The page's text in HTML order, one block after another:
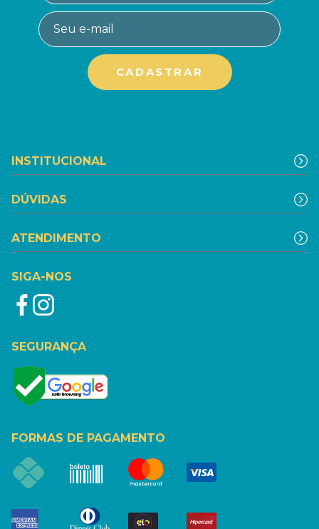
INSTITUCIONAL
DÚVIDAS
ATENDIMENTO
SIGA-NOS
SEGURANÇA
FORMAS DE PAGAMENTO